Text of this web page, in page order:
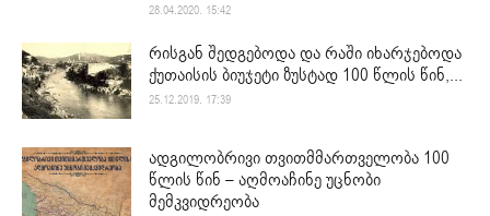
28.04.2020. 15:42
რისგან შედგებოდა და რაში იხარჯებოდა
ქუთაისის ბიუჯეტი ზუსტად 100 წლის წინ,...
25.12.2019. 17:39
ადგილობრივი თვითმმართველობა 100
წლის წინ – აღმოაჩინე უცნობი
მემკვიდრეობა